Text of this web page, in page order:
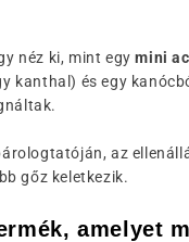
néz ki, mint egy mini
kanthal) és egy
az
gőz keletkezik.
amelyet